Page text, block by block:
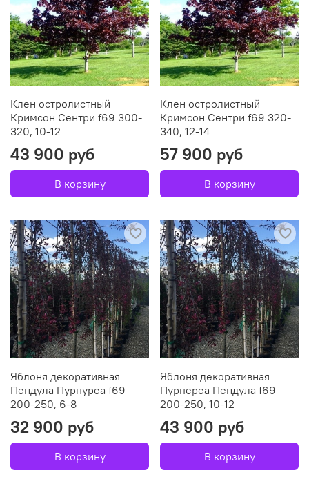
Клен остролистный
Кримсон Сентри f69 300-
320, 10-12
43 900 руб
В корзину
Клен остролистный
Кримсон Сентри f69 320-
340, 12-14
57 900 руб
В корзину
Яблоня декоративная
Пендула Пурпуреа f69
200-250, 6-8
32 900 руб
В корзину
Яблоня декоративная
Пурпереа Пендула f69
200-250, 10-12
43 900 руб
В корзину